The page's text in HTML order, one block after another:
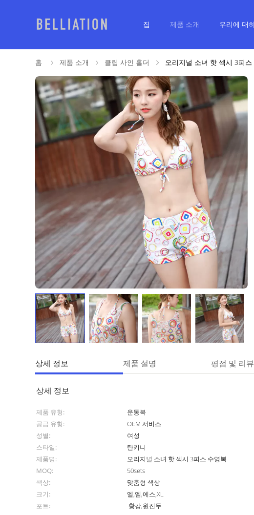
집 제품 소개 우리에 대
홈 제품 소개 클립 사인 홀더 오리지널 소녀 핫 섹시 3피스
상세 정보 제품 설명 평점 및 리뷰
상세 정보
제품 유형: 운동복
공급 유형:
OEM 서비스
성별:
여성
스타일:
탄키니
제품명:
오리지널 소녀 핫 섹시 3피스 수영복
MOQ:
50sets
색상:
맞춤형 색상
크기:
엘,엠,에스,XL
포트:
황강,원진두